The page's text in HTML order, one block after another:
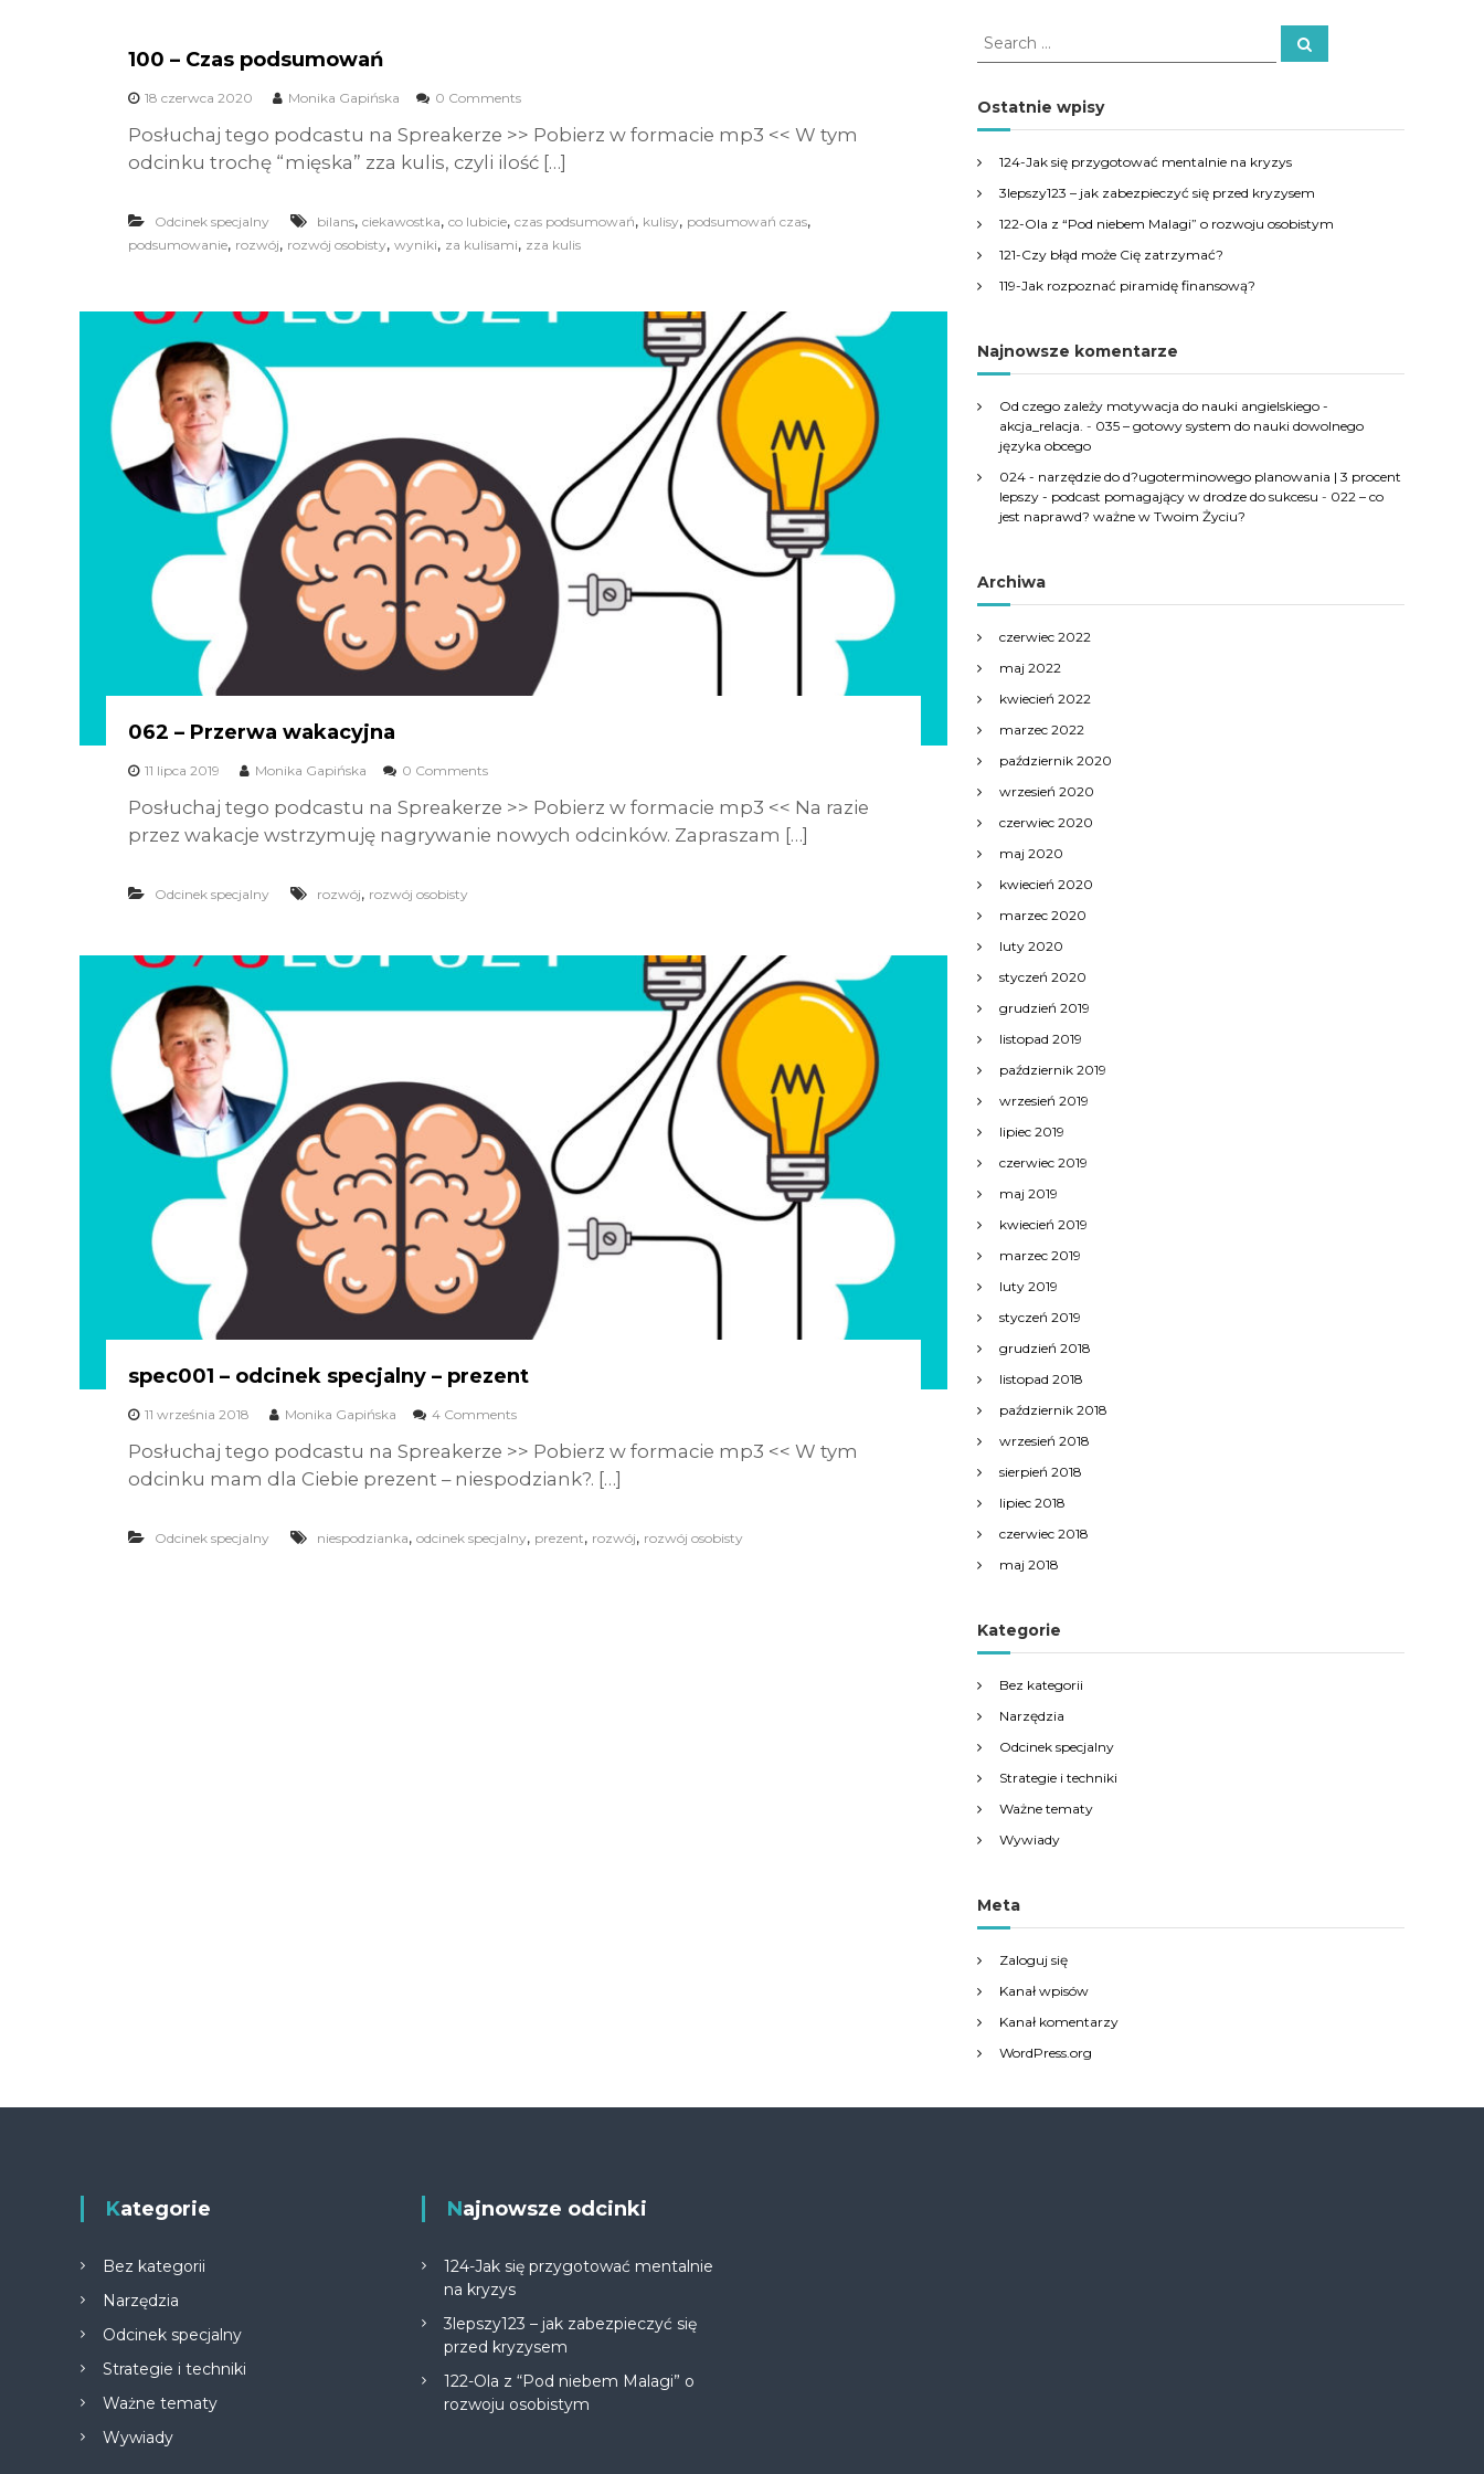
100 – Czas podsumowań
18 czerwca 2020 Monika Gapińska 0 Comments
Posłuchaj tego podcastu na Spreakerze >> Pobierz w formacie mp3 << W tym
odcinku trochę “mięska” zza kulis, czyli ilość […]
Odcinek specjalny bilans, ciekawostka, co lubicie, czas podsumowań, kulisy, podsumowań czas,
podsumowanie, rozwój, rozwój osobisty, wyniki, za kulisami, zza kulis
062 – Przerwa wakacyjna
11 lipca 2019 Monika Gapińska 0 Comments
Posłuchaj tego podcastu na Spreakerze >> Pobierz w formacie mp3 << Na razie
przez wakacje wstrzymuję nagrywanie nowych odcinków. Zapraszam […]
Odcinek specjalny rozwój, rozwój osobisty
spec001 – odcinek specjalny – prezent
11 września 2018 Monika Gapińska 4 Comments
Posłuchaj tego podcastu na Spreakerze >> Pobierz w formacie mp3 << W tym
odcinku mam dla Ciebie prezent – niespodziank?. […]
Odcinek specjalny niespodzianka, odcinek specjalny, prezent, rozwój, rozwój osobisty
S
e
r
c
f
o
r
S
Ostatnie wpisy
124-Jak się przygotować mentalnie na kryzys
3lepszy123 – jak zabezpieczyć się przed kryzysem
122-Ola z “Pod niebem Malagi” o rozwoju osobistym
121-Czy błąd może Cię zatrzymać?
119-Jak rozpoznać piramidę finansową?
Najnowsze komentarze
Od czego zależy motywacja do nauki angielskiego -
akcja_relacja. - 035 – gotowy system do nauki dowolnego
języka obcego
024 - narzędzie do d?ugoterminowego planowania | 3 procent
lepszy - podcast pomagający w drodze do sukcesu - 022 – co
jest naprawd? ważne w Twoim Życiu?
Archiwa
czerwiec 2022
maj 2022
kwiecień 2022
marzec 2022
październik 2020
wrzesień 2020
czerwiec 2020
maj 2020
kwiecień 2020
marzec 2020
luty 2020
styczeń 2020
grudzień 2019
listopad 2019
październik 2019
wrzesień 2019
lipiec 2019
czerwiec 2019
maj 2019
kwiecień 2019
marzec 2019
luty 2019
styczeń 2019
grudzień 2018
listopad 2018
październik 2018
wrzesień 2018
sierpień 2018
lipiec 2018
czerwiec 2018
maj 2018
Kategorie
Bez kategorii
Narzędzia
Odcinek specjalny
Strategie i techniki
Ważne tematy
Wywiady
Meta
Zaloguj się
Kanał wpisów
Kanał komentarzy
WordPress.org
Kategorie
Bez kategorii
Narzędzia
Odcinek specjalny
Strategie i techniki
Ważne tematy
Wywiady
Najnowsze odcinki
124-Jak się przygotować mentalnie
na kryzys
3lepszy123 – jak zabezpieczyć się
przed kryzysem
122-Ola z “Pod niebem Malagi” o
rozwoju osobistym